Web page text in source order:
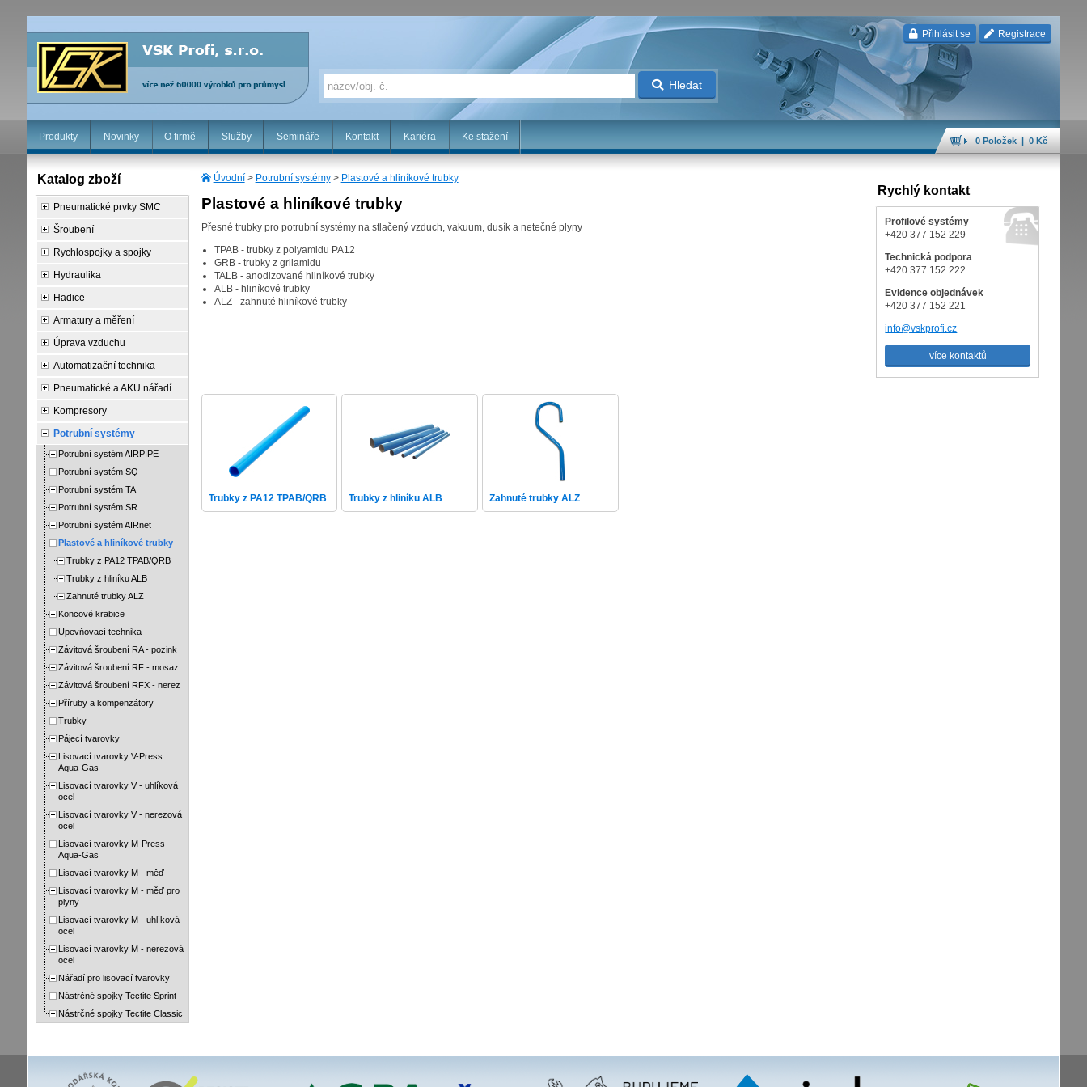
Přihlásit se Registrace
Hledat
Produkty Novinky O firmě Služby Semináře Kontakt Kariéra Ke stažení 0 Položek | 0 Kč
Úvodní> Potrubní systémy> Plastové a hliníkové trubky
Rychlý kontakt
Profilové systémy
+420 377 152 229
Technická podpora
+420 377 152 222
Evidence objednávek
+420 377 152 221
info@vskprofi.cz
více kontaktů
Plastové a hliníkové trubky
Přesné trubky pro potrubní systémy na stlačený vzduch, vakuum, dusík a netečné plyny
TPAB - trubky z polyamidu PA12
GRB - trubky z grilamidu
TALB - anodizované hliníkové trubky
ALB - hliníkové trubky
ALZ - zahnuté hliníkové trubky
Trubky z PA12 TPAB/QRB Trubky z hliníku ALB Zahnuté trubky ALZ
Katalog zboží
Pneumatické prvky SMC
Šroubení
Rychlospojky a spojky
Hydraulika
Hadice
Armatury a měření
Úprava vzduchu
Automatizační technika
Pneumatické a AKU nářadí
Kompresory
Potrubní systémy
Potrubní systém AIRPIPE
Potrubní systém SQ
Potrubní systém TA
Potrubní systém SR
Potrubní systém AIRnet
Plastové a hliníkové trubky
Trubky z PA12 TPAB/QRB
Trubky z hliníku ALB
Zahnuté trubky ALZ
Koncové krabice
Upevňovací technika
Závitová šroubení RA - pozink
Závitová šroubení RF - mosaz
Závitová šroubení RFX - nerez
Příruby a kompenzátory
Trubky
Pájecí tvarovky
Lisovací tvarovky V-Press
Aqua-Gas
Lisovací tvarovky V - uhlíková
ocel
Lisovací tvarovky V - nerezová
ocel
Lisovací tvarovky M-Press
Aqua-Gas
Lisovací tvarovky M - měď
Lisovací tvarovky M - měď pro
plyny
Lisovací tvarovky M - uhlíková
ocel
Lisovací tvarovky M - nerezová
ocel
Nářadí pro lisovací tvarovky
Nástrčné spojky Tectite Sprint
Nástrčné spojky Tectite Classic